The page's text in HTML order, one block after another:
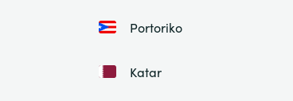
Portoriko
Katar